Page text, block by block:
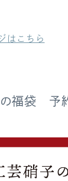
はこちら
福袋 予約